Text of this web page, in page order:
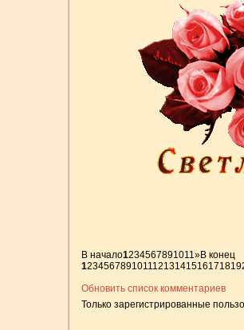
В начало1234567891011»В конец
12345678910111213141516171819
Обновить список комментариев
Только зарегистрированные